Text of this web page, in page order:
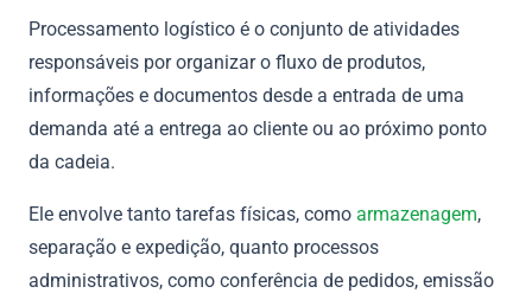
Processamento logístico é o conjunto de atividades
responsáveis por organizar o fluxo de produtos,
informações e documentos desde a entrada de uma
demanda até a entrega ao cliente ou ao próximo ponto
da cadeia.
Ele envolve tanto tarefas físicas, como armazenagem,
separação e expedição, quanto processos
administrativos, como conferência de pedidos, emissão